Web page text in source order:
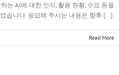
는 AI에 대한 인식, 활용 현황, 수요 등을
습니다. 응답해 주시는 내용은 향후 [...]
Read More